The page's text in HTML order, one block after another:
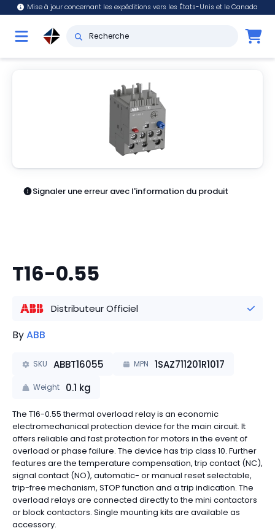
Mise à jour concernant les expéditions vers les États-Unis et le Canada
Signaler une erreur avec l'information du produit
T16-0.55
Distributeur Officiel
ByABB
SKU ABBT16055 MPN 1SAZ711201R1017
Weight 0.1 kg
The T16-0.55 thermal overload relay is an economic
electromechanical protection device for the main circuit. It
offers reliable and fast protection for motors in the event of
overload or phase failure. The device has trip class 10. Further
features are the temperature compensation, trip contact (NC),
signal contact (NO), automatic- or manual reset selectable,
trip-free mechanism, STOP function and a trip indication. The
overload relays are connected directly to the mini contactors
or block contactors. Single mounting kits are available as
accessory.